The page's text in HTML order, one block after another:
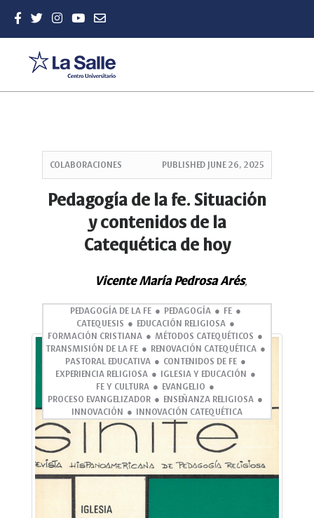
COLABORACIONES PUBLISHED JUNE 26, 2025
Pedagogía de la fe. Situación
y contenidos de la
Catequética de hoy
Vicente María Pedrosa Arés,
PEDAGOGÍA DE LA FE PEDAGOGÍA
FE
CATEQUESIS
EDUCACIÓN RELIGIOSA
FORMACIÓN CRISTIANA
MÉTODOS CATEQUÉTICOS
TRANSMISIÓN DE LA FE
RENOVACIÓN CATEQUÉTICA
PASTORAL EDUCATIVA
CONTENIDOS DE FE
EXPERIENCIA RELIGIOSA
IGLESIA Y EDUCACIÓN
FE Y CULTURA
EVANGELIO
PROCESO EVANGELIZADOR
ENSEÑANZA RELIGIOSA
INNOVACIÓN
INNOVACIÓN CATEQUÉTICA